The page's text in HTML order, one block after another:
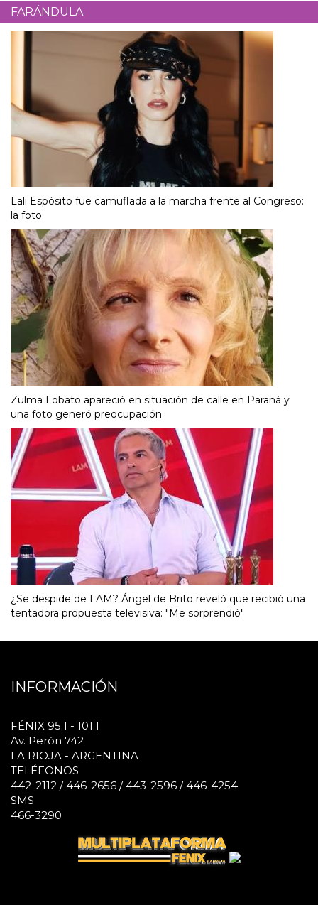
FARÁNDULA
Lali Espósito fue camuflada a la marcha frente al Congreso:
la foto
Zulma Lobato apareció en situación de calle en Paraná y
una foto generó preocupación
¿Se despide de LAM? Ángel de Brito reveló que recibió una
tentadora propuesta televisiva: "Me sorprendió"
INFORMACIÓN
FÉNIX 95.1 - 101.1
Av. Perón 742
LA RIOJA - ARGENTINA
TELÉFONOS
442-2112 / 446-2656 / 443-2596 / 446-4254
SMS
466-3290